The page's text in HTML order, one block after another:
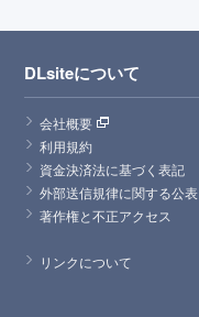
DLsiteについて
会社概要
利用規約
資金決済法に基づく表記
外部送信規律に関する公表
著作権と不正アクセス
リンクについて